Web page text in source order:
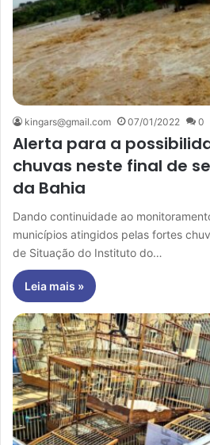
kingars@gmail.com 07/01/2022 0
Alerta para a
chuvas neste final de
da Bahia
Dando continuidade ao
municípios atingidos pelas fortes
de Situação do Instituto do…
Leia mais »